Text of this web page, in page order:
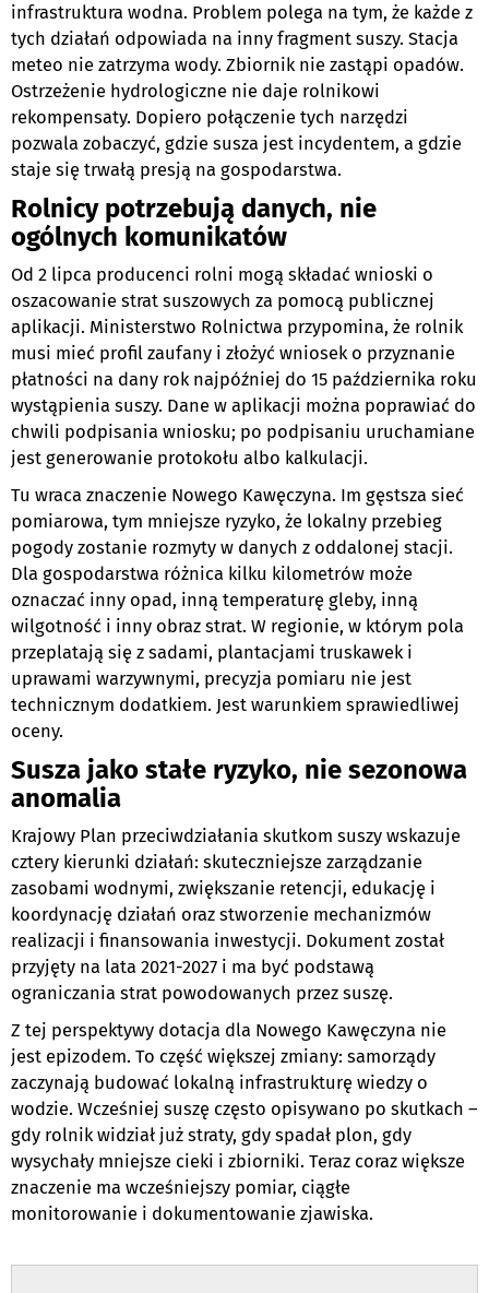
infrastruktura wodna. Problem polega na tym, że każde z
tych działań odpowiada na inny fragment suszy. Stacja
meteo nie zatrzyma wody. Zbiornik nie zastąpi opadów.
Ostrzeżenie hydrologiczne nie daje rolnikowi
rekompensaty. Dopiero połączenie tych narzędzi
pozwala zobaczyć, gdzie susza jest incydentem, a gdzie
staje się trwałą presją na gospodarstwa.
Rolnicy potrzebują danych, nie
ogólnych komunikatów
Od 2 lipca producenci rolni mogą składać wnioski o
oszacowanie strat suszowych za pomocą publicznej
aplikacji. Ministerstwo Rolnictwa przypomina, że rolnik
musi mieć profil zaufany i złożyć wniosek o przyznanie
płatności na dany rok najpóźniej do 15 października roku
wystąpienia suszy. Dane w aplikacji można poprawiać do
chwili podpisania wniosku; po podpisaniu uruchamiane
jest generowanie protokołu albo kalkulacji.
Tu wraca znaczenie Nowego Kawęczyna. Im gęstsza sieć
pomiarowa, tym mniejsze ryzyko, że lokalny przebieg
pogody zostanie rozmyty w danych z oddalonej stacji.
Dla gospodarstwa różnica kilku kilometrów może
oznaczać inny opad, inną temperaturę gleby, inną
wilgotność i inny obraz strat. W regionie, w którym pola
przeplatają się z sadami, plantacjami truskawek i
uprawami warzywnymi, precyzja pomiaru nie jest
technicznym dodatkiem. Jest warunkiem sprawiedliwej
oceny.
Susza jako stałe ryzyko, nie sezonowa
anomalia
Krajowy Plan przeciwdziałania skutkom suszy wskazuje
cztery kierunki działań: skuteczniejsze zarządzanie
zasobami wodnymi, zwiększanie retencji, edukację i
koordynację działań oraz stworzenie mechanizmów
realizacji i finansowania inwestycji. Dokument został
przyjęty na lata 2021-2027 i ma być podstawą
ograniczania strat powodowanych przez suszę.
Z tej perspektywy dotacja dla Nowego Kawęczyna nie
jest epizodem. To część większej zmiany: samorządy
zaczynają budować lokalną infrastrukturę wiedzy o
wodzie. Wcześniej suszę często opisywano po skutkach –
gdy rolnik widział już straty, gdy spadał plon, gdy
wysychały mniejsze cieki i zbiorniki. Teraz coraz większe
znaczenie ma wcześniejszy pomiar, ciągłe
monitorowanie i dokumentowanie zjawiska.